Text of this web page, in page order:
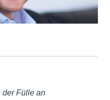
der Fülle an